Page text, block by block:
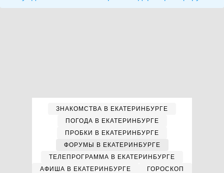
ЗНАКОМСТВА В ЕКАТЕРИНБУРГЕ
ПОГОДА В ЕКАТЕРИНБУРГЕ
ПРОБКИ В ЕКАТЕРИНБУРГЕ
ФОРУМЫ В ЕКАТЕРИНБУРГЕ
ТЕЛЕПРОГРАММА В ЕКАТЕРИНБУРГЕ
АФИША В ЕКАТЕРИНБУРГЕ
ГОРОСКОП